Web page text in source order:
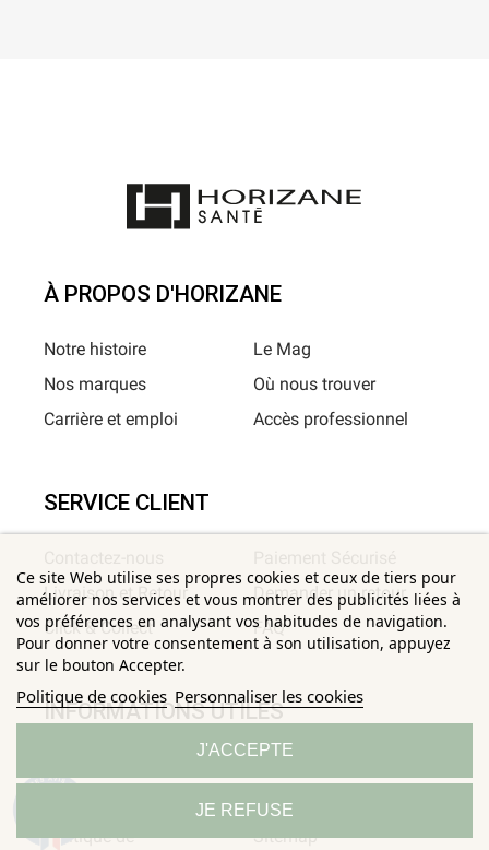
Ce site Web utilise ses propres cookies et ceux de tiers pour
améliorer nos services et vous montrer des publicités liées à
vos préférences en analysant vos habitudes de navigation.
Pour donner votre consentement à son utilisation, appuyez
sur le bouton Accepter.
Politique de cookies Personnaliser les cookies
JE REFUSE
J'ACCEPTE
À PROPOS D'HORIZANE
Notre histoire
Nos marques
Carrière et emploi
Le Mag
Où nous trouver
Accès professionnel
SERVICE CLIENT
Livraison et Retour
Click & Collect
Demander un retour
FAQ
INFORMATIONS UTILES
Politique de
Mentions légales
Sitemap